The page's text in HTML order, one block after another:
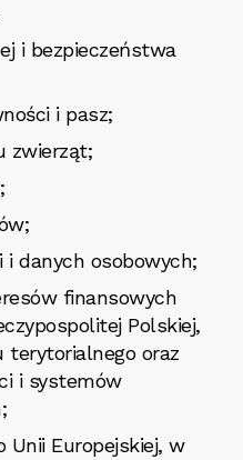
i bezpieczeństwa
i pasz;
zwierząt;
danych osobowych;
finansowych
Polskiej,
terytorialnego oraz
i systemów
Unii Europejskiej, w